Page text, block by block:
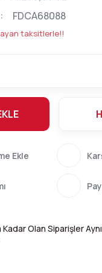
FDCA68088
taksitlerle!!
Olan Siparişler